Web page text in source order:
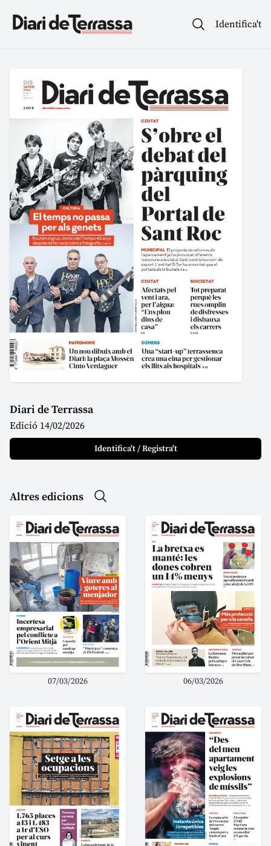
Identifica't
Diari de Terrassa
Edició 14/02/2026
Identifica't / Registra't
Altres edicions
07/03/2026 06/03/2026